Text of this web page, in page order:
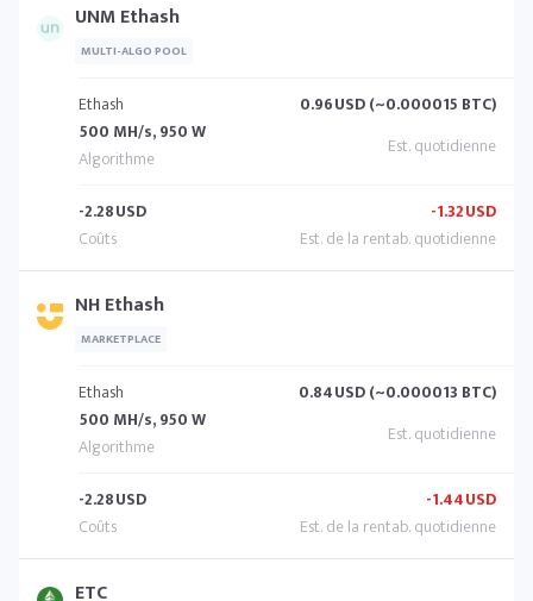
UNM Ethash
MULTI-ALGO POOL
Ethash
500 MH/s, 950 W
0.96USD (~0.000015 BTC)
-2.28USD -1.32USD
NH Ethash
MARKETPLACE
Ethash
500 MH/s, 950 W
0.84USD (~0.000013 BTC)
-2.28USD -1.44USD
ETC